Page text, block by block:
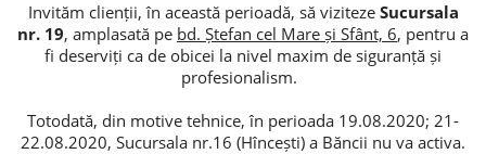
Потребительские кредиты
Invităm clienții, în această perioadă, să viziteze Sucursala
nr. 19, amplasată pe bd. Ștefan cel Mare și Sfânt, 6, pentru a
fi deserviți ca de obicei la nivel maxim de siguranță și
profesionalism.
Totodată, din motive tehnice, în perioada 19.08.2020; 21-
22.08.2020, Sucursala nr.16 (Hîncești) a Băncii nu va activa.